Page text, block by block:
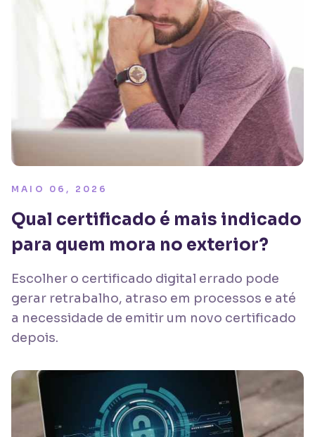
MAIO 06, 2026
Qual certificado é mais indicado
para quem mora no exterior?
Escolher o certificado digital errado pode
gerar retrabalho, atraso em processos e até
a necessidade de emitir um novo certificado
depois.